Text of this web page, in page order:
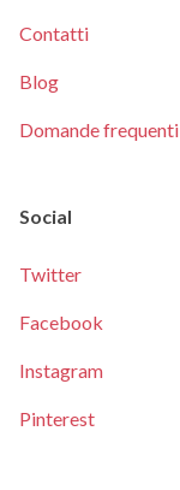
Contatti
Blog
Domande frequenti
Social
Twitter
Facebook
Instagram
Pinterest